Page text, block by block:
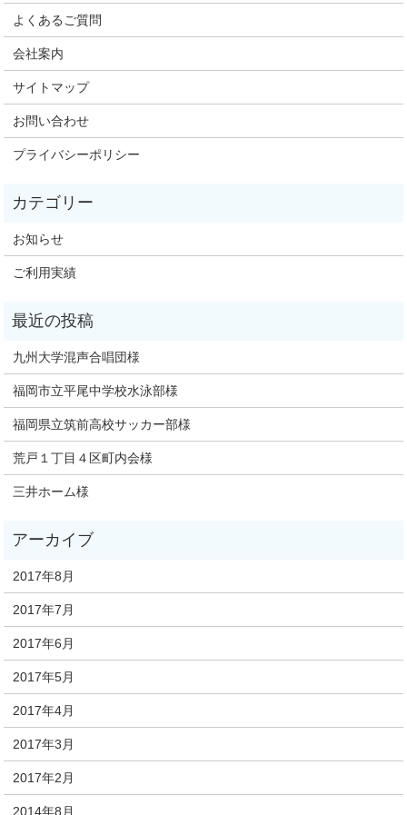
よくあるご質問
会社案内
サイトマップ
お問い合わせ
プライバシーポリシー
お知らせ
ご利用実績
九州大学混声合唱団様
福岡市立平尾中学校水泳部様
福岡県立筑前高校サッカー部様
荒戸１丁目４区町内会様
三井ホーム様
2017年8月
2017年7月
2017年6月
2017年5月
2017年4月
2017年3月
2017年2月
2014年8月